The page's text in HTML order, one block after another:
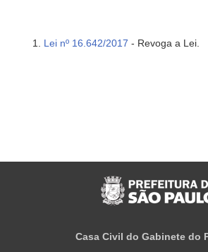
Lei nº 16.642/2017 - Revoga a Lei.
Casa Civil do Gabinete do